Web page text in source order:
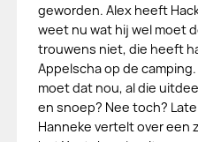
geworden. Alex heeft
weet nu wat hij wel moet
trouwens niet, die heeft
Appelscha op de
moet dat nou, al die
en snoep? Nee toch?
Hanneke vertelt over